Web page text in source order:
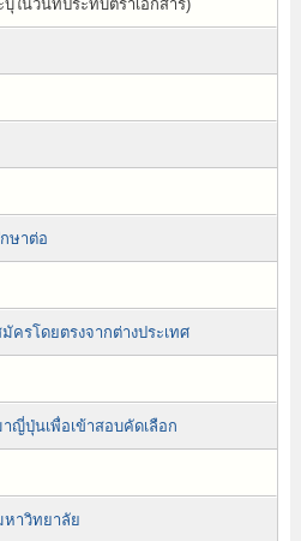
ในวันที่ประทับตราเอกสาร)
ษาต่อ
รโดยตรงจากต่างประเทศ
ปุ่นเพื่อเข้าสอบคัดเลือก
หาวิทยาลัย